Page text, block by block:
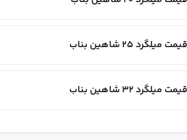
قیمت میلگرد ۲۵ شاهین بناب
قیمت میلگرد ۳۲ شاهین بناب